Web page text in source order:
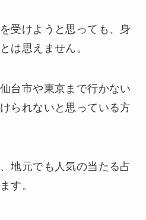
受けようと思っても、身
は思えません。
台市や東京まで行かない
られないと思っている方
地元でも人気の当たる占
す。